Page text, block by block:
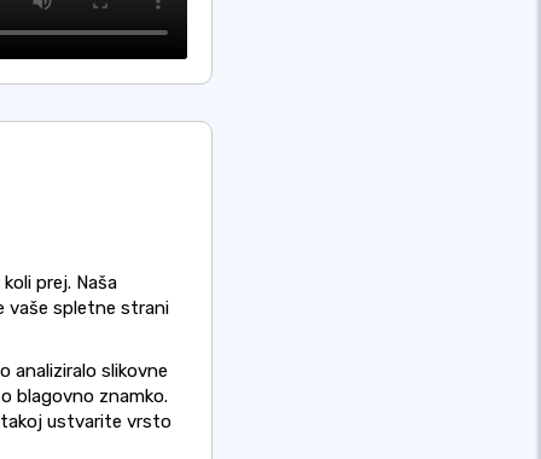
prej. Naša
vaše spletne strani
analiziralo slikovne
blagovno znamko.
ustvarite vrsto